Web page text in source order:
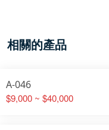
相關的產品
A-046
$9,000 ~ $40,000